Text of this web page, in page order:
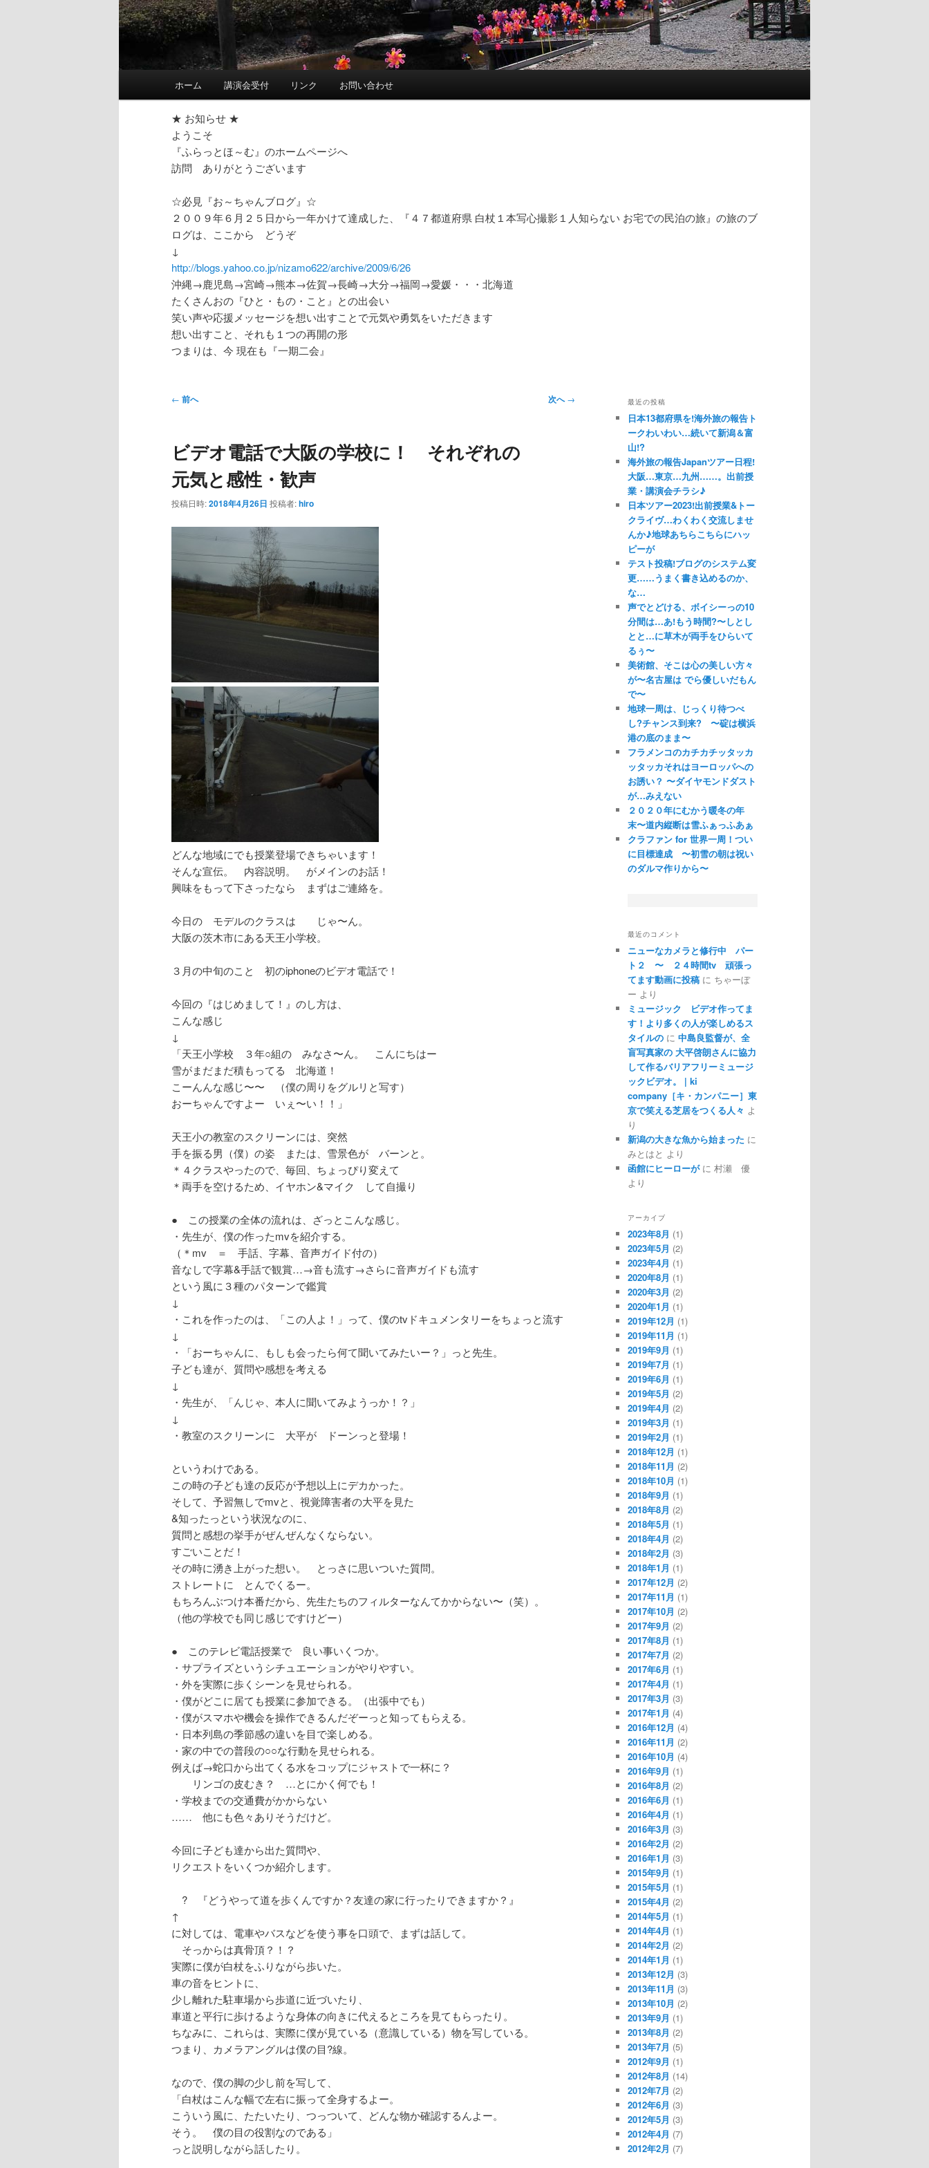
ホーム 講演会受付 リンク お問い合わせ
★ お知らせ ★
ようこそ
『ふらっとほ～む』のホームページへ
訪問 ありがとうございます
☆必見『お～ちゃんブログ』☆
２００９年６月２５日から一年かけて達成した、『４７都道府県 白杖１本写心撮影１人知らない お宅での民泊の旅』の旅のブ
ログは、ここから どうぞ
↓
http://blogs.yahoo.co.jp/nizamo622/archive/2009/6/26
沖縄→鹿児島→宮崎→熊本→佐賀→長崎→大分→福岡→愛媛・・・北海道
たくさんおの『ひと・もの・こと』との出会い
笑い声や応援メッセージを想い出すことで元気や勇気をいただきます
想い出すこと、それも１つの再開の形
つまりは、今 現在も『一期二会』
投
ビ
ゲ
ー
シ
ン
← 前へ 次へ→
ビデオ電話で大阪の学校に！ それぞれの
元気と感性・歓声
投稿日時:2018年4月26日 投稿者:hiro
どんな地域にでも授業登場できちゃいます！
そんな宣伝。 内容説明。 がメインのお話！
興味をもって下さったなら まずはご連絡を。
今日の モデルのクラスは じゃ〜ん。
大阪の茨木市にある天王小学校。
３月の中旬のこと 初のiphoneのビデオ電話で！
今回の『はじめまして！』のし方は、
こんな感じ
↓
「天王小学校 ３年○組の みなさ〜ん。 こんにちはー
雪がまだまだ積もってる 北海道！
こーんんな感じ〜〜 （僕の周りをグルリと写す）
おーちゃんですよー いぇ〜い！！」
天王小の教室のスクリーンには、突然
手を振る男（僕）の姿 または、雪景色が バーンと。
＊４クラスやったので、毎回、ちょっぴり変えて
＊両手を空けるため、イヤホン&マイク して自撮り
● この授業の全体の流れは、ざっとこんな感じ。
・先生が、僕の作ったmvを紹介する。
（＊mv ＝ 手話、字幕、音声ガイド付の）
音なしで字幕&手話で観賞…→音も流す→さらに音声ガイドも流す
という風に３種のパターンで鑑賞
↓
・これを作ったのは、「この人よ！」って、僕のtvドキュメンタリーをちょっと流す
↓
・「おーちゃんに、もしも会ったら何て聞いてみたいー？」っと先生。
子ども達が、質問や感想を考える
↓
・先生が、「んじゃ、本人に聞いてみようっか！？」
↓
・教室のスクリーンに 大平が ドーンっと登場！
というわけである。
この時の子ども達の反応が予想以上にデカかった。
そして、予習無しでmvと、視覚障害者の大平を見た
&知ったっという状況なのに、
質問と感想の挙手がぜんぜんなくならない。
すごいことだ！
その時に湧き上がった想い。 とっさに思いついた質問。
ストレートに とんでくるー。
もちろんぶつけ本番だから、先生たちのフィルターなんてかからない〜（笑）。
（他の学校でも同じ感じですけどー）
● このテレビ電話授業で 良い事いくつか。
・サプライズというシチュエーションがやりやすい。
・外を実際に歩くシーンを見せられる。
・僕がどこに居ても授業に参加できる。（出張中でも）
・僕がスマホや機会を操作できるんだぞーっと知ってもらえる。
・日本列島の季節感の違いを目で楽しめる。
・家の中での普段の○○な行動を見せられる。
例えば→蛇口から出てくる水をコップにジャストで一杯に？
リンゴの皮むき？ …とにかく何でも！
・学校までの交通費がかからない
…… 他にも色々ありそうだけど。
今回に子ども達から出た質問や、
リクエストをいくつか紹介します。
? 『どうやって道を歩くんですか？友達の家に行ったりできますか？』
↑
に対しては、電車やバスなどを使う事を口頭で、まずは話して。
そっからは真骨頂？！？
実際に僕が白杖をふりながら歩いた。
車の音をヒントに、
少し離れた駐車場から歩道に近づいたり、
車道と平行に歩けるような身体の向きに代えるところを見てもらったり。
ちなみに、これらは、実際に僕が見ている（意識している）物を写している。
つまり、カメラアングルは僕の目?線。
なので、僕の脚の少し前を写して、
「白杖はこんな幅で左右に振って全身するよー。
こういう風に、たたいたり、つっついて、どんな物か確認するんよー。
そう。 僕の目の役割なのである」
っと説明しながら話したり。
最近の投稿
日本13都府県を!海外旅の報告ト
ークわいわい…続いて新潟＆富
山!?
海外旅の報告Japanツアー日程!
大阪…東京…九州……。出前授
業・講演会チラシ♪
日本ツアー2023!出前授業&トー
クライヴ…わくわく交流しませ
んか♪地球あちらこちらにハッ
ピーが
テスト投稿!ブログのシステム変
更……うまく書き込めるのか、
な…
声でとどける、ボイシーっの10
分間は…あ!もう時間?〜しとし
とと…に草木が両手をひらいて
るぅ〜
美術館、そこは心の美しい方々
が〜名古屋は でら優しいだもん
で〜
地球一周は、じっくり待つべ
し?チャンス到来? 〜碇は横浜
港の底のまま〜
フラメンコのカチカチッタッカ
ッタッカそれはヨーロッパへの
お誘い？ 〜ダイヤモンドダスト
が…みえない
２０２０年にむかう暖冬の年
末〜道内縦断は雪ふぁっふあぁ
クラファン for 世界一周！つい
に目標達成 〜初雪の朝は祝い
のダルマ作りから〜
最近のコメント
ニューなカメラと修行中 パー
ト２ 〜 ２４時間tv 頑張っ
てます動画に投稿 に ちゃーぼ
ー より
ミュージック ビデオ作ってま
す！より多くの人が楽しめるス
タイルの に 中島良監督が、全
盲写真家の 大平啓朗さんに協力
して作るバリアフリーミュージ
ックビデオ。 | ki
company［キ・カンパニー］東
京で笑える芝居をつくる人々 よ
り
新潟の大きな魚から始まった に
みとはと より
函館にヒーローがに 村瀬 優
より
アーカイブ
2023年8月 (1)
2023年5月 (2)
2023年4月 (1)
2020年8月 (1)
2020年3月 (2)
2020年1月 (1)
2019年12月 (1)
2019年11月 (1)
2019年9月 (1)
2019年7月 (1)
2019年6月 (1)
2019年5月 (2)
2019年4月 (2)
2019年3月 (1)
2019年2月 (1)
2018年12月 (1)
2018年11月 (2)
2018年10月 (1)
2018年9月 (1)
2018年8月 (2)
2018年5月 (1)
2018年4月 (2)
2018年2月 (3)
2018年1月 (1)
2017年12月 (2)
2017年11月 (1)
2017年10月 (2)
2017年9月 (2)
2017年8月 (1)
2017年7月 (2)
2017年6月 (1)
2017年4月 (1)
2017年3月 (3)
2017年1月 (4)
2016年12月 (4)
2016年11月 (2)
2016年10月 (4)
2016年9月 (1)
2016年8月 (2)
2016年6月 (1)
2016年4月 (1)
2016年3月 (3)
2016年2月 (2)
2016年1月 (3)
2015年9月 (1)
2015年5月 (1)
2015年4月 (2)
2014年5月 (1)
2014年4月 (1)
2014年2月 (2)
2014年1月 (1)
2013年12月 (3)
2013年11月 (3)
2013年10月 (2)
2013年9月 (1)
2013年8月 (2)
2013年7月 (5)
2012年9月 (1)
2012年8月 (14)
2012年7月 (2)
2012年6月 (3)
2012年5月 (3)
2012年4月 (7)
2012年2月 (7)